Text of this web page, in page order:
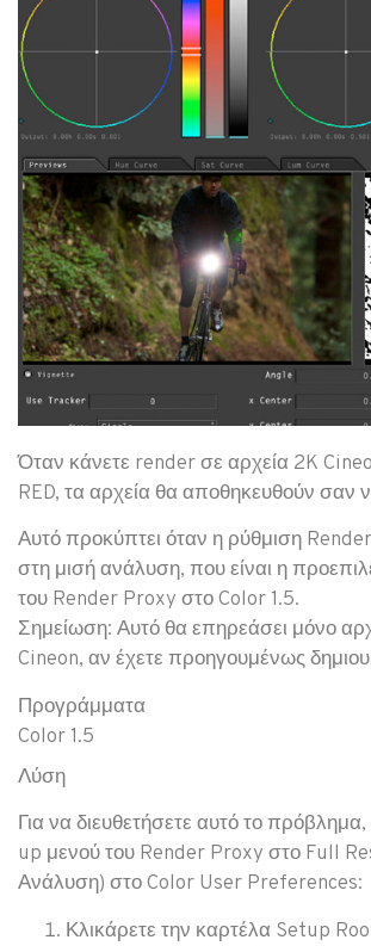
Όταν κάνετε render σε αρχεία 2K
RED, τα αρχεία θα αποθηκευθούν σαν
Αυτό προκύπτει όταν η ρύθμιση Render
στη μισή ανάλυση, που είναι η
του Render Proxy στο Color 1.5.
Σημείωση: Αυτό θα επηρεάσει μόνο
Cineon, αν έχετε προηγουμένως
Προγράμματα
Color 1.5
Λύση
Για να διευθετήσετε αυτό το
up μενού του Render Proxy στο Full
Ανάλυση) στο Color User Preferences:
Κλικάρετε την καρτέλα Setup